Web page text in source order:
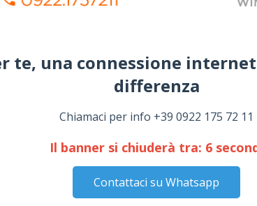
te, una connessione
differenza​
Chiamaci per info +39 0922 175 72 11
Il banner si chiuderà tra: 5
Contattaci su Whatsapp